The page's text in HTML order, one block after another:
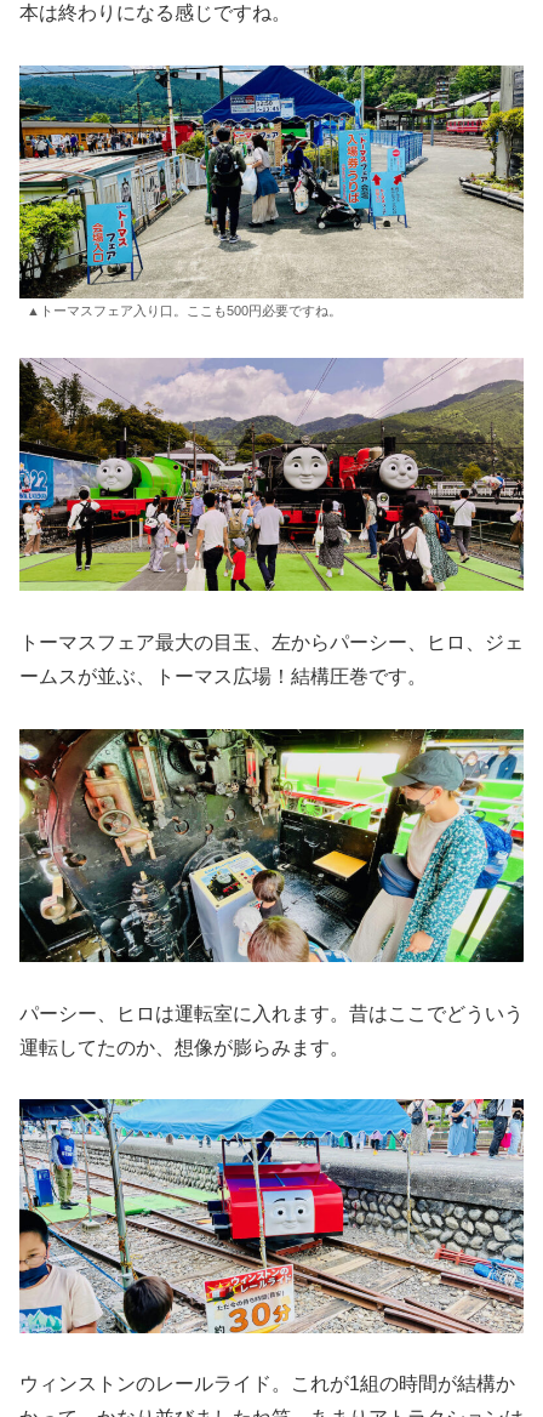
本は終わりになる感じですね。
▲トーマスフェア入り口。ここも500円必要ですね。
トーマスフェア最大の目玉、左からパーシー、ヒロ、ジェ
ームスが並ぶ、トーマス広場！結構圧巻です。
パーシー、ヒロは運転室に入れます。昔はここでどういう
運転してたのか、想像が膨らみます。
ウィンストンのレールライド。これが1組の時間が結構か